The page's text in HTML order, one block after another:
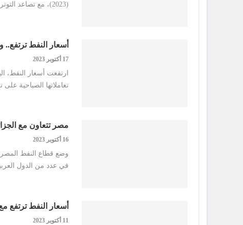
(2023)، مع تصاعد التوترات الجيوسياسية في…
أسعار النفط ترتفع..
17 أكتوبر 2023
تعاملاتها الصباحية على
مصر تتعاون مع
16 أكتوبر 2023
وضع قطاع النفط
في عدد من الدول
أسعار النفط ترتفع مع
11 أكتوبر 2023